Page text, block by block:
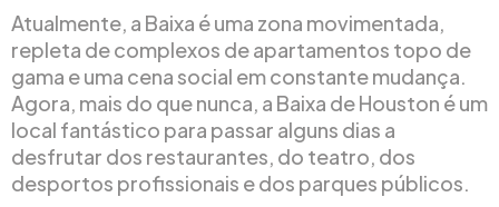
Atualmente, a Baixa é uma zona movimentada,
repleta de complexos de apartamentos topo de
gama e uma cena social em constante mudança.
Agora, mais do que nunca, a Baixa de Houston é um
local fantástico para passar alguns dias a
desfrutar dos restaurantes, do teatro, dos
desportos profissionais e dos parques públicos.